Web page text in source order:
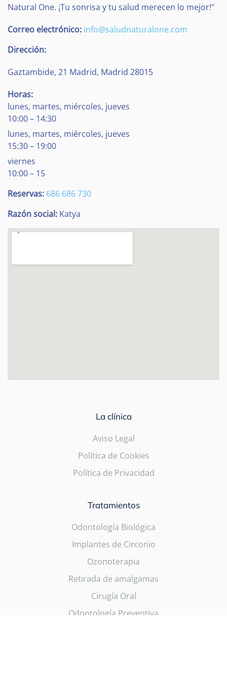
Natural One. ¡Tu sonrisa y tu salud merecen lo mejor!"
Correo electrónico: info@saludnaturalone.com
Dirección:
Gaztambide, 21 Madrid, Madrid 28015
Horas:
lunes, martes, miércoles, jueves
10:00 – 14:30
lunes, martes, miércoles, jueves
15:30 – 19:00
viernes
10:00 – 15
Reservas: 686 686 730
Razón social: Katya
La clínica
Aviso Legal
Política de Cookies
Política de Privacidad
Tratamientos
Odontología Biológica
Implantes de Circonio
Ozonoterapia
Retirada de amalgamas
Cirugía Oral
Odontología Preventiva